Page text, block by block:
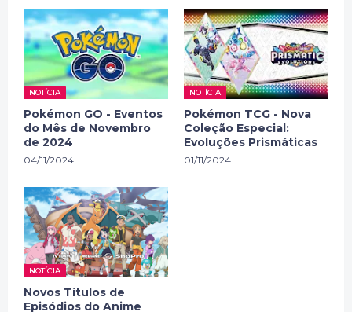
NOTÍCIA
Pokémon GO - Eventos
do Mês de Novembro
de 2024
04/11/2024
NOTÍCIA
Pokémon TCG - Nova
Coleção Especial:
Evoluções Prismáticas
01/11/2024
NOTÍCIA
Novos Títulos de
Episódios do Anime